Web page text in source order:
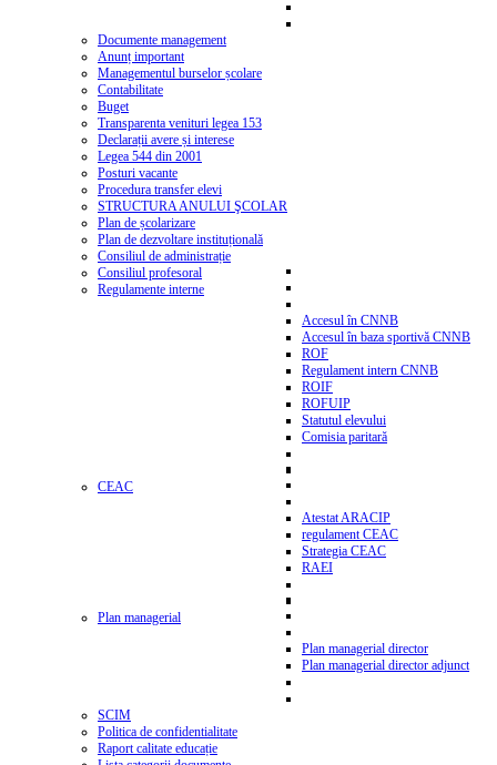
Documente management
Anunț important
Managementul burselor școlare
Contabilitate
Buget
Transparenta venituri legea 153
Declarații avere și interese
Legea 544 din 2001
Posturi vacante
Procedura transfer elevi
STRUCTURA ANULUI ŞCOLAR
Plan de școlarizare
Plan de dezvoltare instituțională
Consiliul de administrație
Consiliul profesoral
Regulamente interne
Accesul în CNNB
Accesul în baza sportivă CNNB
ROF
Regulament intern CNNB
ROIF
ROFUIP
Statutul elevului
Comisia paritară
CEAC
Atestat ARACIP
regulament CEAC
Strategia CEAC
RAEI
Plan managerial
Plan managerial director
Plan managerial director adjunct
SCIM
Politica de confidentialitate
Raport calitate educație